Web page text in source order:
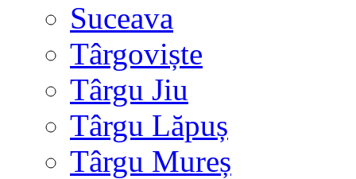
Suceava
Târgoviște
Târgu Jiu
Târgu Lăpuș
Târgu Mureș